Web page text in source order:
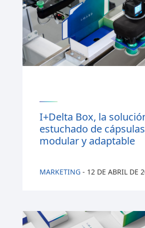
I+Delta Box, la
estuchado de cápsulas
modular y adaptable
MARKETING- 12 DE ABRIL DE